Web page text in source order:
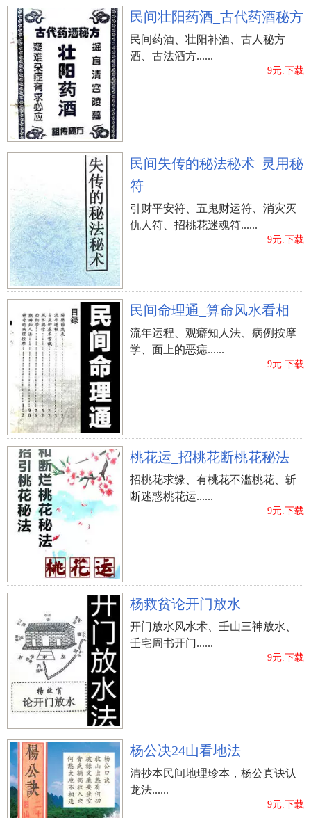
民间壮阳药酒_古代药酒秘方
民间药酒、壮阳补酒、古人秘方
酒、古法酒方......
9元.下载
民间失传的秘法秘术_灵用秘
符
引财平安符、五鬼财运符、消灾灭
仇人符、招桃花迷魂符......
9元.下载
民间命理通_算命风水看相
流年运程、观癖知人法、病例按摩
学、面上的恶痣......
9元.下载
桃花运_招桃花断桃花秘法
招桃花求缘、有桃花不滥桃花、斩
断迷惑桃花运......
9元.下载
杨救贫论开门放水
开门放水风水术、壬山三神放水、
壬宅周书开门......
9元.下载
杨公决24山看地法
清抄本民间地理珍本，杨公真诀认
龙法......
9元.下载